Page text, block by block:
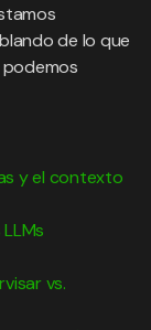
de lo que
y el contexto
vs.